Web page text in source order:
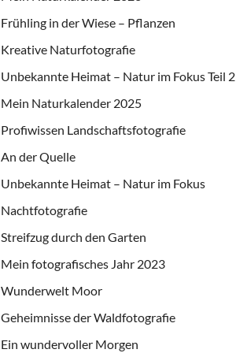
Frühling in der Wiese – Pflanzen
Kreative Naturfotografie
Unbekannte Heimat – Natur im Fokus Teil 2
Mein Naturkalender 2025
Profiwissen Landschaftsfotografie
An der Quelle
Unbekannte Heimat – Natur im Fokus
Nachtfotografie
Streifzug durch den Garten
Mein fotografisches Jahr 2023
Wunderwelt Moor
Geheimnisse der Waldfotografie
Ein wundervoller Morgen